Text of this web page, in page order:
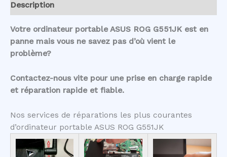
Description
Votre ordinateur portable ASUS ROG G551JK est en
panne mais vous ne savez pas d’où vient le
problème?
Contactez-nous vite pour une prise en charge rapide
et réparation rapide et fiable.
Nos services de réparations les plus courantes
d’ordinateur portable ASUS ROG G551JK